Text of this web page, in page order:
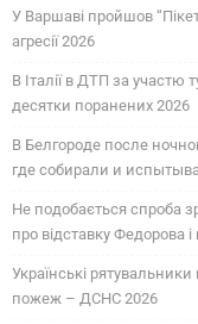
У Варшаві пройшов
агресії 2026
В Італії в ДТП за участю
десятки поранених 2026
В Белгороде после
где собирали и
Не подобається спроба
про відставку Федорова
Українські
пожеж – ДСНС 2026